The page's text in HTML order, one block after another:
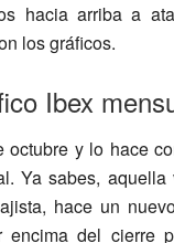
hacia arriba a
los gráficos.
Ibex
octubre y lo hace
Ya sabes,
hace un
encima del cierre